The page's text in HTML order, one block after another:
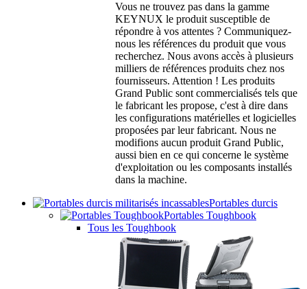
Vous ne trouvez pas dans la gamme
KEYNUX le produit susceptible de
répondre à vos attentes ? Communiquez-
nous les références du produit que vous
recherchez. Nous avons accès à plusieurs
milliers de références produits chez nos
fournisseurs. Attention ! Les produits
Grand Public sont commercialisés tels que
le fabricant les propose, c'est à dire dans
les configurations matérielles et logicielles
proposées par leur fabricant. Nous ne
modifions aucun produit Grand Public,
aussi bien en ce qui concerne le système
d'exploitation ou les composants installés
dans la machine.
Portables durcis
Portables Toughbook
Tous les Toughbook